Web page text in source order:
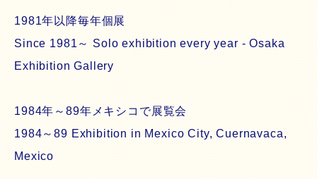
1981年以降毎年個展
Since 1981～ Solo exhibition every year - Osaka
Exhibition Gallery
1984年～89年メキシコで展覧会
1984～89 Exhibition in Mexico City, Cuernavaca,
Mexico